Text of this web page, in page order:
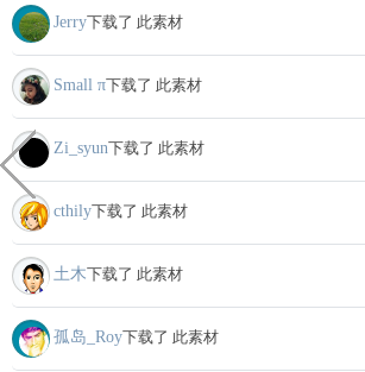
Jerry下载了 此素材
Small π下载了 此素材
Zi_syun下载了 此素材
cthily下载了 此素材
土木下载了 此素材
孤岛_Roy下载了 此素材